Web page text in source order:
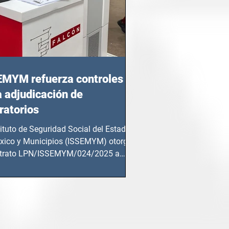
refuerza controles
adjudicación de
de Seguridad Social del Estado
y Municipios (ISSEMYM) otorgó
LPN/ISSEMYM/024/2025 a